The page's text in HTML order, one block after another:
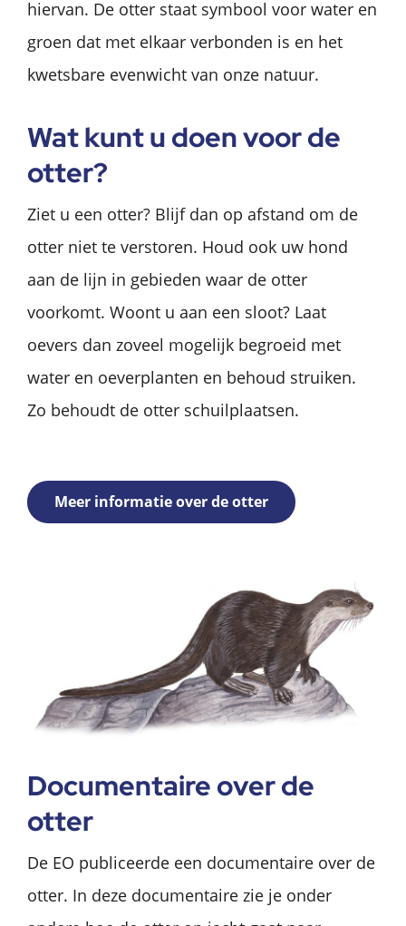
hiervan. De otter staat symbool voor water en
groen dat met elkaar verbonden is en het
kwetsbare evenwicht van onze natuur.
Wat kunt u doen voor de
otter?
Ziet u een otter? Blijf dan op afstand om de
otter niet te verstoren. Houd ook uw hond
aan de lijn in gebieden waar de otter
voorkomt. Woont u aan een sloot? Laat
oevers dan zoveel mogelijk begroeid met
water en oeverplanten en behoud struiken.
Zo behoudt de otter schuilplaatsen.
Meer informatie over de otter
Documentaire over de
otter
De EO publiceerde een documentaire over de
otter. In deze documentaire zie je onder